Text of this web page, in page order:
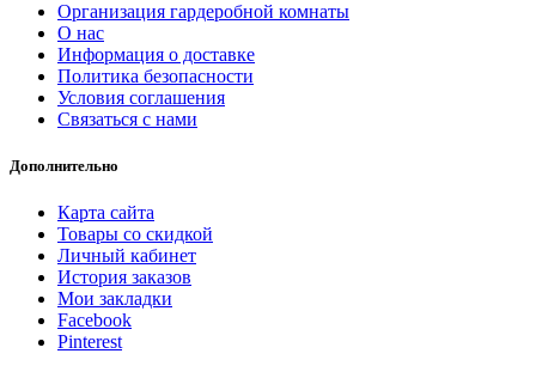
Организация гардеробной комнаты
О нас
Информация о доставке
Политика безопасности
Условия соглашения
Связаться с нами
Дополнительно
Карта сайта
Товары со скидкой
Личный кабинет
История заказов
Мои закладки
Facebook
Pinterest